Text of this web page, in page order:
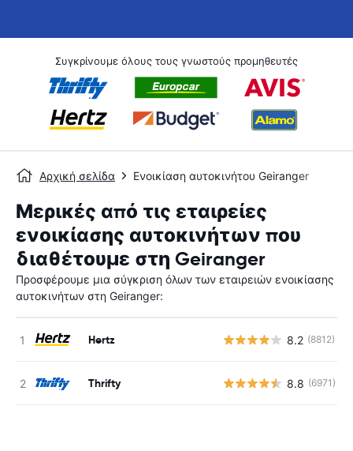
Συγκρίνουμε όλους τους γνωστούς προμηθευτές
Αρχική σελίδα Ενοικίαση αυτοκινήτου Geiranger
Μερικές από τις εταιρείες
ενοικίασης αυτοκινήτων που
διαθέτουμε στη Geiranger
Προσφέρουμε μια σύγκριση όλων των εταιρειών ενοικίασης
αυτοκινήτων στη Geiranger:
Hertz 8.2 (8812)
Thrifty 8.8 (6971)